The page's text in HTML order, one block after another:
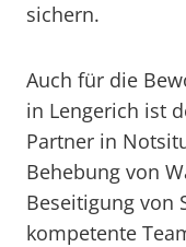
sichern.
Auch für die
in Lengerich ist
Partner in
Behebung von
Beseitigung von
kompetente